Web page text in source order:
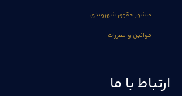
منشور حقوق شهروندی
قوانین و مقررات
ارتباط با ما